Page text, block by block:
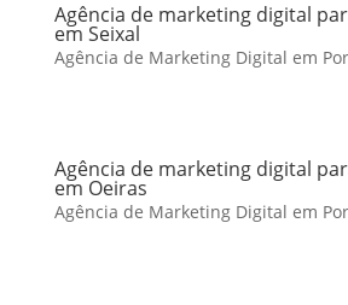
Agência de marketing digital
em Seixal
Agência de Marketing Digital em
Agência de marketing digital
em Oeiras
Agência de Marketing Digital em